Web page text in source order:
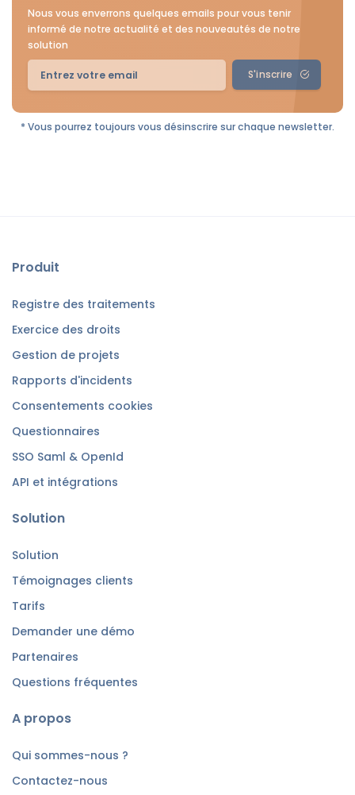
Nous vous enverrons quelques emails pour vous tenir
informé de notre actualité et des nouveautés de notre
solution
S'inscrire
* Vous pourrez toujours vous désinscrire sur chaque newsletter.
Produit
Registre des traitements
Exercice des droits
Gestion de projets
Rapports d'incidents
Consentements cookies
Questionnaires
SSO Saml & OpenId
API et intégrations
Solution
Solution
Témoignages clients
Tarifs
Demander une démo
Partenaires
Questions fréquentes
A propos
Qui sommes-nous ?
Contactez-nous